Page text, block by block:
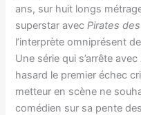
ans, sur huit longs
superstar avecPirates
l’interprète omniprésent
Une série qui s’arrête avec
hasard le premier échec
metteur en scène ne
comédien sur sa pente